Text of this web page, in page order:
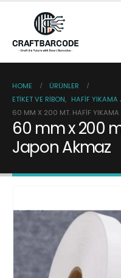
HOME
ÜRÜNLER
ETIKET VE RIBON, HAFIF YIKAMA
60 MM X 200 MT. HAFIF YIKAMA
60 mm x 200
Japon Akmaz